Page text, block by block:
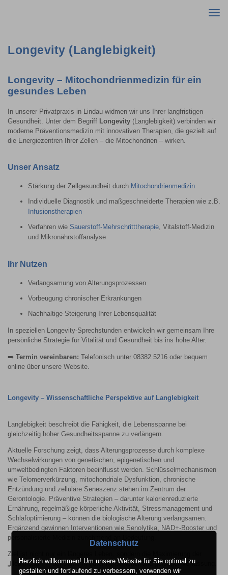
Longevity (Langlebigkeit)
Longevity – Mitochondrienmedizin für ein
gesundes Leben
In unserer Privatpraxis in Lindau widmen wir uns Ihrer langfristigen
Gesundheit. Unter dem Begriff Longevity (Langlebigkeit) verbinden wir
moderne Präventionsmedizin mit innovativen Therapien, die gezielt auf
die Energiezentren Ihrer Zellen – die Mitochondrien – wirken.
Unser Ansatz
Stärkung der Zellgesundheit durch Mitochondrienmedizin
Individuelle Diagnostik und maßgeschneiderte Therapien wie z.B.
Infusionstherapien
Verfahren wie Sauerstoff-Mehrschritttherapie , Vitalstoff-Medizin
und Mikronährstoffanalyse
Ihr Nutzen
Verlangsamung von Alterungsprozessen
Vorbeugung chronischer Erkrankungen
Nachhaltige Steigerung Ihrer Lebensqualität
In speziellen Longevity-Sprechstunden entwickeln wir gemeinsam Ihre
persönliche Strategie für Vitalität und Gesundheit bis ins hohe Alter.
➡️ Termin vereinbaren: Telefonisch unter 08382 5216 oder bequem
online über unsere Website.
Longevity – Wissenschaftliche Perspektive auf Langlebigkeit
Langlebigkeit beschreibt die Fähigkeit, die Lebensspanne bei
gleichzeitig hoher Gesundheitsspanne zu verlängern.
Aktuelle Forschung zeigt, dass Alterungsprozesse durch komplexe
Wechselwirkungen von genetischen, epigenetischen und
umweltbedingten Faktoren beeinflusst werden. Schlüsselmechanismen
wie Telomerverkürzung, mitochondriale Dysfunktion, chronische
Entzündung und zelluläre Seneszenz stehen im Zentrum der
Gerontologie. Präventive Strategien – darunter kalorienreduzierte
Ernährung, regelmäßige körperliche Aktivität, Stressmanagement und
Schlafoptimierung – können die biologische Alterung verlangsamen.
Ergänzend gewinnen Interventionen wie Senolytika, NAD+-Booster und
personalisierte Medizin zunehmend an Bedeutung.
Ziel ist nicht nur ein längeres Leben, sondern die Maximierung der
„Healthspan“ – der Jahre in guter körperlicher und geistiger Verfassung.
Datenschutz
Herzlich willkommen! Um unsere Website für Sie optimal zu
gestalten und fortlaufend zu verbessern, verwenden wir